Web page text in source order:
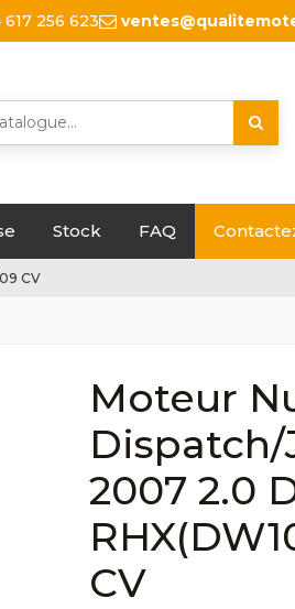
617 256 623
Stock FAQ
CV
Moteur
Dispatch/
2007 2.0
CV